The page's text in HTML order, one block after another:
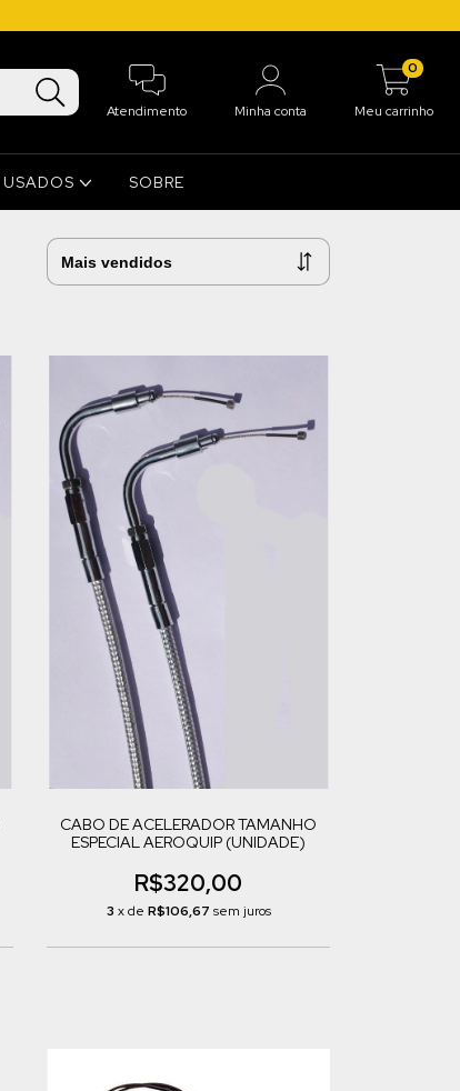
Atendimento Minha conta Meu carrinho
0
USADOS SOBRE
CABO DE ACELERADOR TAMANHO
ESPECIAL AEROQUIP (UNIDADE)
R$320,00
3 x de R$106,67 sem juros